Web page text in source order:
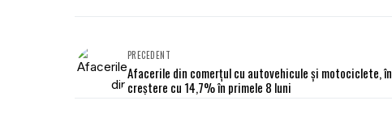
PRECEDENT
Afacerile din comerţul cu autovehicule și motociclete, în
creștere cu 14,7% în primele 8 luni